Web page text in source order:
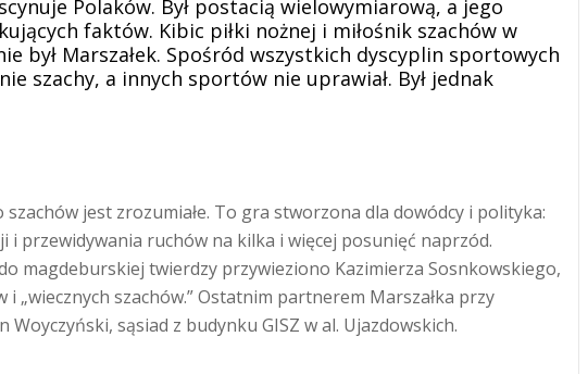
Polaków. Był postacią wielowymiarową, a jego
faktów. Kibic piłki nożnej i miłośnik szachów w
był Marszałek. Spośród wszystkich dyscyplin sportowych
szachy, a innych sportów nie uprawiał. Był jednak
szachów jest zrozumiałe. To gra stworzona dla dowódcy i polityka:
i przewidywania ruchów na kilka i więcej posunięć naprzód.
do magdeburskiej twierdzy przywieziono Kazimierza Sosnkowskiego,
i „wiecznych szachów.” Ostatnim partnerem Marszałka przy
Woyczyński, sąsiad z budynku GISZ w al. Ujazdowskich.